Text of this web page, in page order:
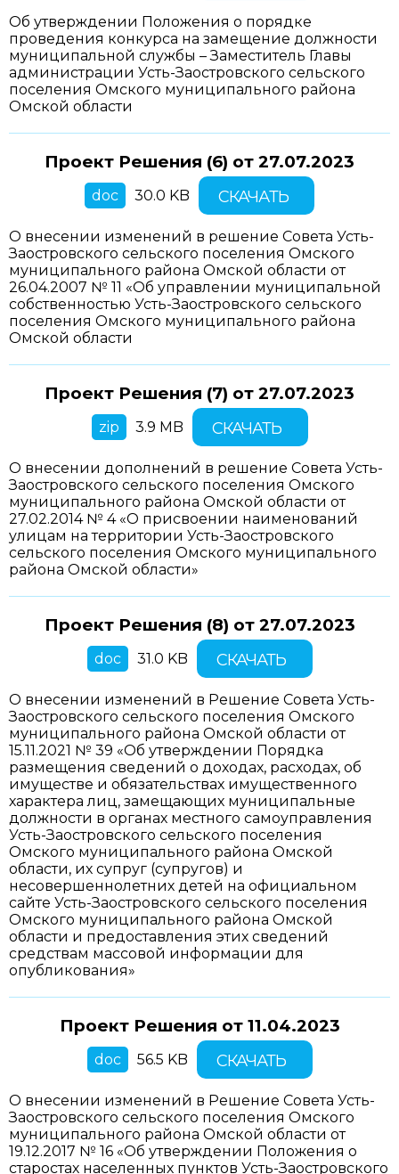
Об утверждении Положения о порядке
проведения конкурса на замещение должности
муниципальной службы – Заместитель Главы
администрации Усть-Заостровского сельского
поселения Омского муниципального района
Омской области
Проект Решения (6) от 27.07.2023
doc 30.0 KB СКАЧАТЬ
О внесении изменений в решение Совета Усть-
Заостровского сельского поселения Омского
муниципального района Омской области от
26.04.2007 № 11 «Об управлении муниципальной
собственностью Усть-Заостровского сельского
поселения Омского муниципального района
Омской области
Проект Решения (7) от 27.07.2023
zip 3.9 MB СКАЧАТЬ
О внесении дополнений в решение Совета Усть-
Заостровского сельского поселения Омского
муниципального района Омской области от
27.02.2014 № 4 «О присвоении наименований
улицам на территории Усть-Заостровского
сельского поселения Омского муниципального
района Омской области»
Проект Решения (8) от 27.07.2023
doc 31.0 KB СКАЧАТЬ
О внесении изменений в Решение Совета Усть-
Заостровского сельского поселения Омского
муниципального района Омской области от
15.11.2021 № 39 «Об утверждении Порядка
размещения сведений о доходах, расходах, об
имуществе и обязательствах имущественного
характера лиц, замещающих муниципальные
должности в органах местного самоуправления
Усть-Заостровского сельского поселения
Омского муниципального района Омской
области, их супруг (супругов) и
несовершеннолетних детей на официальном
сайте Усть-Заостровского сельского поселения
Омского муниципального района Омской
области и предоставления этих сведений
средствам массовой информации для
опубликования»
Проект Решения от 11.04.2023
doc 56.5 KB СКАЧАТЬ
О внесении изменений в Решение Совета Усть-
Заостровского сельского поселения Омского
муниципального района Омской области от
19.12.2017 № 16 «Об утверждении Положения о
старостах населенных пунктов Усть-Заостровского